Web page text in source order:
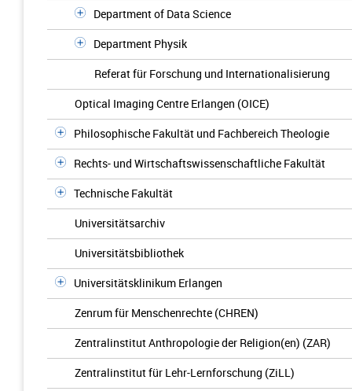
Department of Data Science
Department Physik
Referat für Forschung und Internationalisierung
Optical Imaging Centre Erlangen (OICE)
Philosophische Fakultät und Fachbereich Theologie
Rechts- und Wirtschaftswissenschaftliche Fakultät
Technische Fakultät
Universitätsarchiv
Universitätsbibliothek
Universitätsklinikum Erlangen
Zenrum für Menschenrechte (CHREN)
Zentralinstitut Anthropologie der Religion(en) (ZAR)
Zentralinstitut für Lehr-Lernforschung (ZiLL)